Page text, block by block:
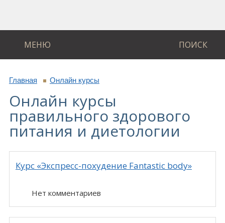
МЕНЮ ПОИСК
Главная Онлайн курсы
Онлайн курсы
правильного здорового
питания и диетологии
Курс «Экспресс-похудение Fantastic body»
Нет комментариев